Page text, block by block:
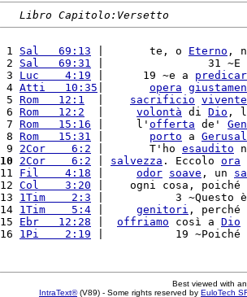
Libro Capitolo:Versetto
1 Sal   69:13 |       te, o Eterno ,
2 Sal   69:31 |                31 ~E
3 Luc    4:19 |      19 ~e a
4 Atti   10:35 opera
5 Rom   12:1 sacrificio vivente
6 Rom   12:2 volontà di Dio ,
7 Rom   15:16 |     l' offerta de'
8 Rom   15:31 porto a
9 2Cor    6:2 |       T'ho esaudito
10
2Cor    6:2 salvezza . Eccolo ora
11 Fil    4:18 odor soave , un
12 Col    3:20 |    ogni cosa, poiché
13 1Tim    2:3 |           3 ~Questo è
14 1Tim    5:4 genitori , perché
15 Ebr   12:28 offriamo così a Dio
16 1Pi    2:19 |           19 ~Poiché
Best viewed with
IntraText®(V89) - Some rights reserved by EuloTech